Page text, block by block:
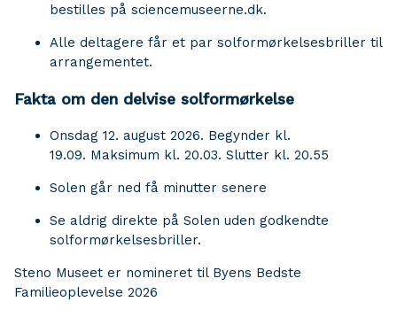
bestilles på sciencemuseerne.dk.
Alle deltagere får et par solformørkelsesbriller til
arrangementet.
Fakta om den delvise solformørkelse
Onsdag 12. august 2026. Begynder kl.
19.09. Maksimum kl. 20.03. Slutter kl. 20.55
Solen går ned få minutter senere
Se aldrig direkte på Solen uden godkendte
solformørkelsesbriller.
Steno Museet er nomineret til Byens Bedste
Familieoplevelse 2026